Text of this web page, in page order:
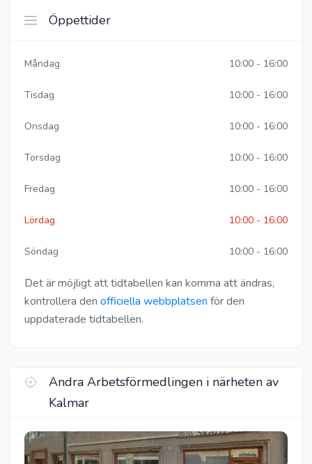
Öppettider
Måndag 10:00 - 16:00
Tisdag 10:00 - 16:00
Onsdag 10:00 - 16:00
Torsdag 10:00 - 16:00
Fredag 10:00 - 16:00
Lördag 10:00 - 16:00
Söndag 10:00 - 16:00
Det är möjligt att tidtabellen kan komma att ändras,
kontrollera den officiella webbplatsen för den
uppdaterade tidtabellen.
Andra Arbetsförmedlingen i närheten av
Kalmar